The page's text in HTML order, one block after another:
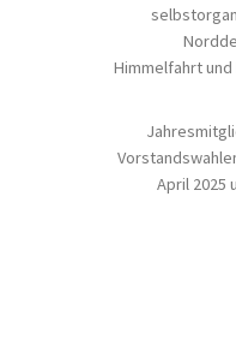
Himmelfahrt
April 2025